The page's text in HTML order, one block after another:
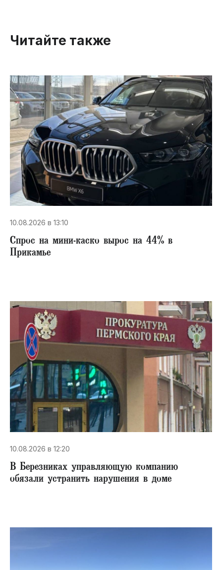
Читайте также
10.08.2026 в 13:10
Спрос на мини-каско вырос на 44% в
Прикамье
10.08.2026 в 12:20
В Березниках управляющую компанию
обязали устранить нарушения в доме